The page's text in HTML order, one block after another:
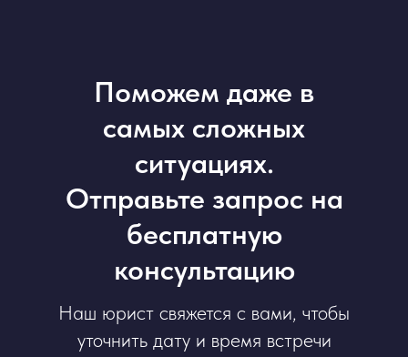
Поможем даже в
самых сложных
ситуациях.
Отправьте запрос на
бесплатную
консультацию
Наш юрист свяжется с вами, чтобы
уточнить дату и время встречи